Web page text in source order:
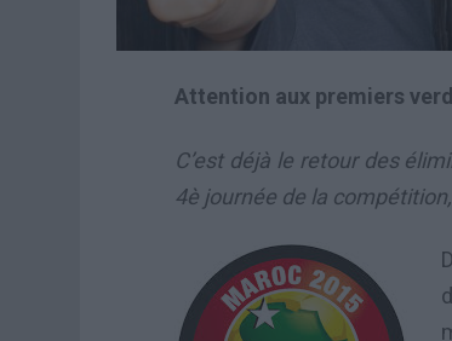
Attention aux premiers
C’est déjà le retour des
4è journée de la